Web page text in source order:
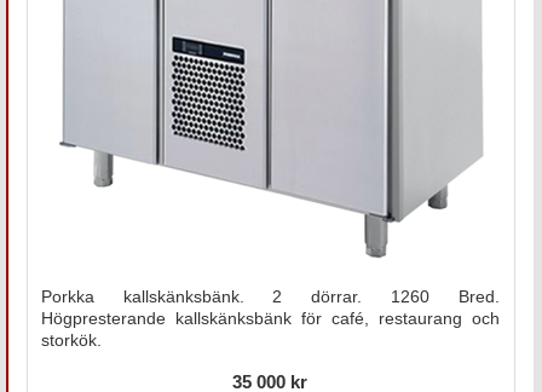
Porkka kallskänksbänk. 2 dörrar. 1260 Bred.
Högpresterande kallskänksbänk för café, restaurang och
storkök.
35 000 kr